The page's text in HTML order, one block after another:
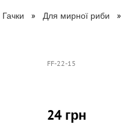
Гачки Для мирної риби
FF-22-15
24 грн